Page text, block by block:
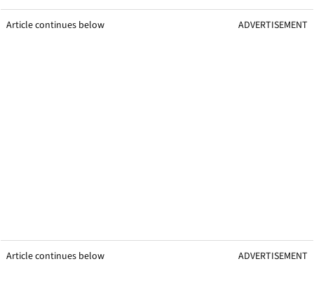
Article continues below ADVERTISEMENT
Article continues below ADVERTISEMENT